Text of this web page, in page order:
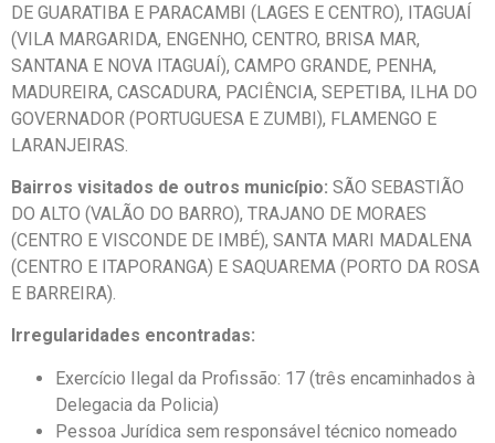
DE GUARATIBA E PARACAMBI (LAGES E CENTRO), ITAGUAÍ
(VILA MARGARIDA, ENGENHO, CENTRO, BRISA MAR,
SANTANA E NOVA ITAGUAÍ), CAMPO GRANDE, PENHA,
MADUREIRA, CASCADURA, PACIÊNCIA, SEPETIBA, ILHA DO
GOVERNADOR (PORTUGUESA E ZUMBI), FLAMENGO E
LARANJEIRAS.
Bairros visitados de outros município: SÃO SEBASTIÃO
DO ALTO (VALÃO DO BARRO), TRAJANO DE MORAES
(CENTRO E VISCONDE DE IMBÉ), SANTA MARI MADALENA
(CENTRO E ITAPORANGA) E SAQUAREMA (PORTO DA ROSA
E BARREIRA).
Irregularidades encontradas:
Exercício Ilegal da Profissão: 17 (três encaminhados à
Delegacia da Policia)
Pessoa Jurídica sem responsável técnico nomeado